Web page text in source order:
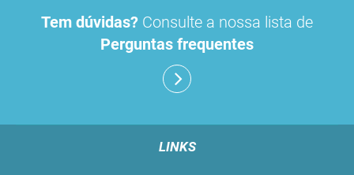
Tem dúvidas? Consulte a nossa lista de
Perguntas frequentes
LINKS